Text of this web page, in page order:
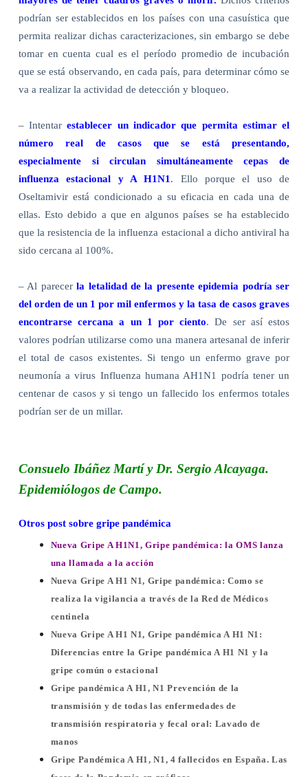
podrían ser establecidos en los países con una casuística que
permita realizar dichas caracterizaciones, sin embargo se debe
tomar en cuenta cual es el período promedio de incubación
que se está observando, en cada país, para determinar cómo se
va a realizar la actividad de detección y bloqueo.
– Intentarestablecer un indicador que permita estimar el
número real de casos que se está presentando,
especialmente si circulan simultáneamente cepas de
influenza estacional y A H1N1 . Ello porque el uso de
Oseltamivir está condicionado a su eficacia en cada una de
ellas. Esto debido a que en algunos países se ha establecido
que la resistencia de la influenza estacional a dicho antiviral ha
sido cercana al 100%.
– Al parecerla letalidad de la presente epidemia podría ser
del orden de un 1 por mil enfermos y la tasa de casos graves
encontrarse cercana a un 1 por ciento. De ser así estos
valores podrían utilizarse como una manera artesanal de inferir
el total de casos existentes. Si tengo un enfermo grave por
neumonía a virus Influenza humana AH1N1 podría tener un
centenar de casos y si tengo un fallecido los enfermos totales
podrían ser de un millar.
Consuelo Ibáñez Martí y Dr. Sergio Alcayaga.
Epidemiólogos de Campo.
Otros post sobre gripe pandémica
Nueva Gripe A H1N1, Gripe pandémica: la OMS lanza
una llamada a la acción
Nueva Gripe A H1 N1, Gripe pandémica: Como se
realiza la vigilancia a través de la Red de Médicos
centinela
Nueva Gripe A H1 N1, Gripe pandémica A H1 N1:
Diferencias entre la Gripe pandémica A H1 N1 y la
gripe común o estacional
Gripe pandémica A H1, N1 Prevención de la
transmisión y de todas las enfermedades de
transmisión respiratoria y fecal oral: Lavado de
manos
Gripe Pandémica A H1, N1, 4 fallecidos en España. Las